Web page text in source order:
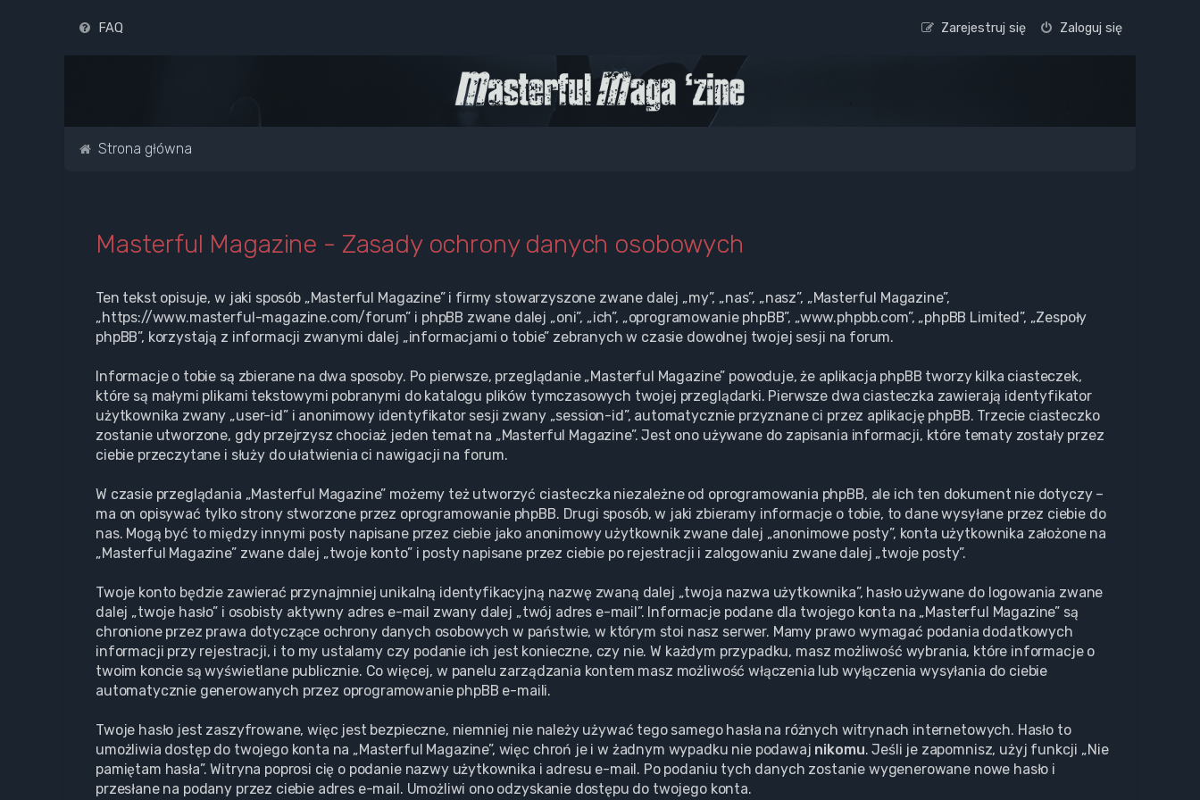
FAQ Zaloguj się
Zarejestruj się
Strona główna
Masterful Magazine - Zasady ochrony danych osobowych
Ten tekst opisuje, w jaki sposób „Masterful Magazine” i firmy stowarzyszone zwane dalej „my”, „nas”, „nasz”, „Masterful Magazine”,
„https://www.masterful-magazine.com/forum” i phpBB zwane dalej „oni”, „ich”, „oprogramowanie phpBB”, „www.phpbb.com”, „phpBB Limited”, „Zespoły
phpBB”, korzystają z informacji zwanymi dalej „informacjami o tobie” zebranych w czasie dowolnej twojej sesji na forum.
Informacje o tobie są zbierane na dwa sposoby. Po pierwsze, przeglądanie „Masterful Magazine” powoduje, że aplikacja phpBB tworzy kilka ciasteczek,
które są małymi plikami tekstowymi pobranymi do katalogu plików tymczasowych twojej przeglądarki. Pierwsze dwa ciasteczka zawierają identyfikator
użytkownika zwany „user-id” i anonimowy identyfikator sesji zwany „session-id”, automatycznie przyznane ci przez aplikację phpBB. Trzecie ciasteczko
zostanie utworzone, gdy przejrzysz chociaż jeden temat na „Masterful Magazine”. Jest ono używane do zapisania informacji, które tematy zostały przez
ciebie przeczytane i służy do ułatwienia ci nawigacji na forum.
W czasie przeglądania „Masterful Magazine” możemy też utworzyć ciasteczka niezależne od oprogramowania phpBB, ale ich ten dokument nie dotyczy –
ma on opisywać tylko strony stworzone przez oprogramowanie phpBB. Drugi sposób, w jaki zbieramy informacje o tobie, to dane wysyłane przez ciebie do
nas. Mogą być to między innymi posty napisane przez ciebie jako anonimowy użytkownik zwane dalej „anonimowe posty”, konta użytkownika założone na
„Masterful Magazine” zwane dalej „twoje konto” i posty napisane przez ciebie po rejestracji i zalogowaniu zwane dalej „twoje posty”.
Twoje konto będzie zawierać przynajmniej unikalną identyfikacyjną nazwę zwaną dalej „twoja nazwa użytkownika”, hasło używane do logowania zwane
dalej „twoje hasło” i osobisty aktywny adres e-mail zwany dalej „twój adres e-mail”. Informacje podane dla twojego konta na „Masterful Magazine” są
chronione przez prawa dotyczące ochrony danych osobowych w państwie, w którym stoi nasz serwer. Mamy prawo wymagać podania dodatkowych
informacji przy rejestracji, i to my ustalamy czy podanie ich jest konieczne, czy nie. W każdym przypadku, masz możliwość wybrania, które informacje o
twoim koncie są wyświetlane publicznie. Co więcej, w panelu zarządzania kontem masz możliwość włączenia lub wyłączenia wysyłania do ciebie
automatycznie generowanych przez oprogramowanie phpBB e-maili.
Twoje hasło jest zaszyfrowane, więc jest bezpieczne, niemniej nie należy używać tego samego hasła na różnych witrynach internetowych. Hasło to
umożliwia dostęp do twojego konta na „Masterful Magazine”, więc chroń je i w żadnym wypadku nie podawaj nikomu. Jeśli je zapomnisz, użyj funkcji „Nie
pamiętam hasła”. Witryna poprosi cię o podanie nazwy użytkownika i adresu e-mail. Po podaniu tych danych zostanie wygenerowane nowe hasło i
przesłane na podany przez ciebie adres e-mail. Umożliwi ono odzyskanie dostępu do twojego konta.